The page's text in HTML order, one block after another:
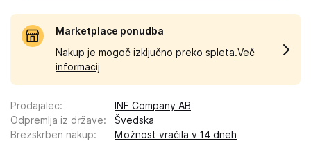
Marketplace ponudba
Nakup je mogoč izključno preko spleta.Več
informacij
Prodajalec:
INF Company AB
Odpremlja iz države:
Švedska
Brezskrben nakup: Možnost vračila v 14 dneh